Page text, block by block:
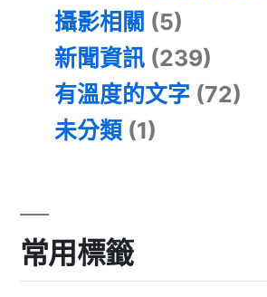
攝影相關 (5)
新聞資訊 (239)
有溫度的文字 (72)
未分類 (1)
常用標籤